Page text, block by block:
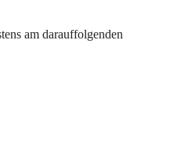
am darauffolgenden